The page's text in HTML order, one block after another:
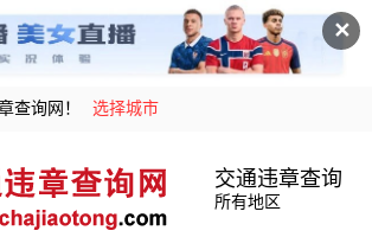
✕
查询网！ 选择城市
交通违章查询
所有地区